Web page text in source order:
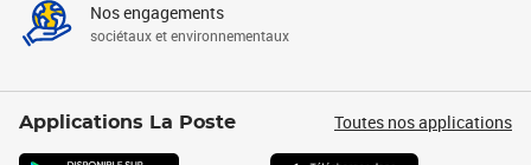
Nos engagements
sociétaux et environnementaux
Applications La Poste Toutes nos applications